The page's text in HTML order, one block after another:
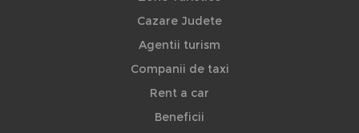
Cazare Judete
Agentii turism
Companii de taxi
Rent a car
Beneficii